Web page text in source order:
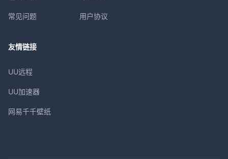
常见问题 用户协议
友情链接
UU远程
UU加速器
网易千千壁纸